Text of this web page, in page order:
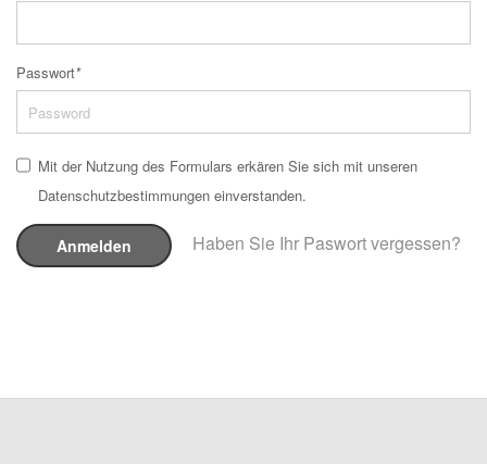
Passwort*
Mit der Nutzung des Formulars erkären Sie sich mit unseren
Datenschutzbestimmungen einverstanden.
Anmelden Haben Sie Ihr Paswort vergessen?